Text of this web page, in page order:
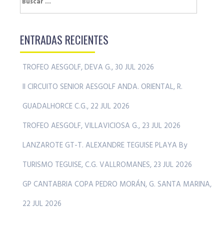
ENTRADAS RECIENTES
TROFEO AESGOLF, DEVA G., 30 JUL 2026
II CIRCUITO SENIOR AESGOLF ANDA. ORIENTAL, R.
GUADALHORCE C.G., 22 JUL 2026
TROFEO AESGOLF, VILLAVICIOSA G., 23 JUL 2026
LANZAROTE GT-T. ALEXANDRE TEGUISE PLAYA By
TURISMO TEGUISE, C.G. VALLROMANES, 23 JUL 2026
GP CANTABRIA COPA PEDRO MORÁN, G. SANTA MARINA,
22 JUL 2026